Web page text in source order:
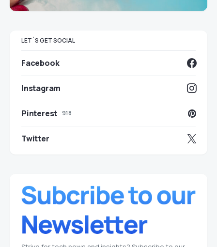
LET`S GET SOCIAL
Facebook
Instagram
Pinterest 918
Twitter